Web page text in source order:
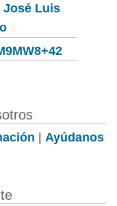
José Luis
| Ayúdanos